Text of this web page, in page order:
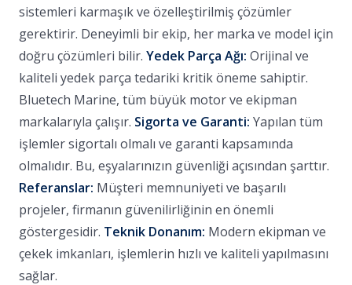
sistemleri karmaşık ve özelleştirilmiş çözümler
gerektirir. Deneyimli bir ekip, her marka ve model için
doğru çözümleri bilir. Yedek Parça Ağı: Orijinal ve
kaliteli yedek parça tedariki kritik öneme sahiptir.
Bluetech Marine, tüm büyük motor ve ekipman
markalarıyla çalışır. Sigorta ve Garanti: Yapılan tüm
işlemler sigortalı olmalı ve garanti kapsamında
olmalıdır. Bu, eşyalarınızın güvenliği açısından şarttır.
Referanslar: Müşteri memnuniyeti ve başarılı
projeler, firmanın güvenilirliğinin en önemli
göstergesidir. Teknik Donanım: Modern ekipman ve
çekek imkanları, işlemlerin hızlı ve kaliteli yapılmasını
sağlar.